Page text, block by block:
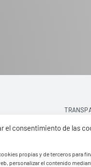
el consentimiento de las
propias y de terceros para
personalizar el contenido
AVISO